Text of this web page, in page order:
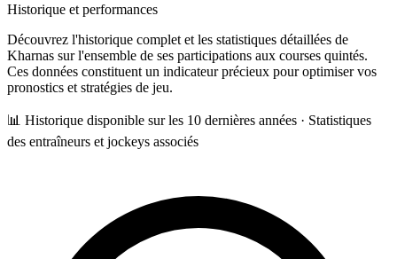
Historique et performances
Découvrez l'historique complet et les statistiques détaillées de
Kharnas sur l'ensemble de ses participations aux courses quintés.
Ces données constituent un indicateur précieux pour optimiser vos
pronostics et stratégies de jeu.
📊 Historique disponible sur les 10 dernières années · Statistiques
des entraîneurs et jockeys associés